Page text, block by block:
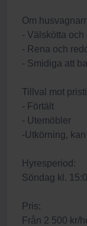
Om
- Välskötta och
- Rena och
- Smidiga att
Tillval mot
- Förtält
- Utemöbler
-Utkörning,
Hyresperiod:
Söndag kl.
Pris:
Från 2 500 kr/